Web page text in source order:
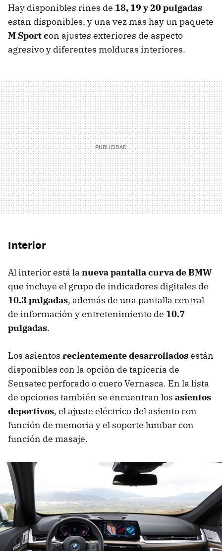
Hay disponibles rines de 18, 19 y 20 pulgadas
están disponibles, y una vez más hay un paquete
M Sport con ajustes exteriores de aspecto
agresivo y diferentes molduras interiores.
Interior
Al interior está la nueva pantalla curva de BMW
que incluye el grupo de indicadores digitales de
10.3 pulgadas, además de una pantalla central
de información y entretenimiento de 10.7
pulgadas.
Los asientos recientemente desarrolladosestán
disponibles con la opción de tapicería de
Sensatec perforado o cuero Vernasca. En la lista
de opciones también se encuentran los asientos
deportivos, el ajuste eléctrico del asiento con
función de memoria y el soporte lumbar con
función de masaje.